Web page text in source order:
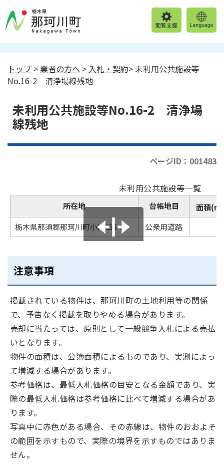
トップ > 業者の方へ > 入札・契約> 未利用公共施設等
No.16-2 清浄場線残地
未利用公共施設等No.16-2 清浄場
線残地
ページID：001483
未利用公共施設等一覧
所在地 台帳地目 面積(m
栃木県那須郡那珂川町小川855-3 公衆用道路
注意事項
掲載されている物件は、那珂川町の土地利用等の関係
で、予告なく掲載を取りやめる場合があります。
売却に当たっては、原則として一般競争入札による売払
いとなります。
物件の面積は、公簿面積によるものであり、実測によっ
て増減する場合があります。
参考価格は、最低入札価格の目安となる金額であり、実
際の最低入札価格は参考価格に比べて増減する場合があ
ります。
写真中に赤色がある場合、その赤線は、物件のおおよそ
の範囲を示すもので、実際の境界を示すものではありま
せん。